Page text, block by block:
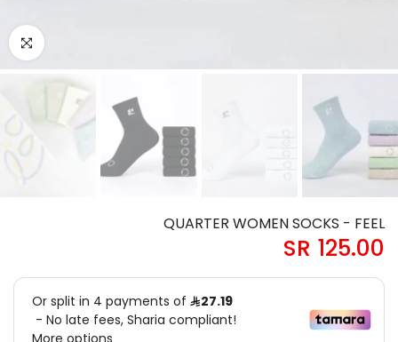
enlarge
QUARTER WOMEN SOCKS - FEEL
125.00 SR